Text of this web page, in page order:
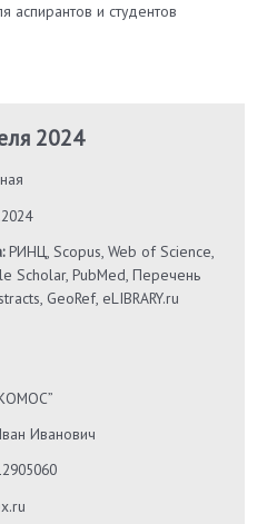
аспирантов и студентов
2024
РИНЦ, Scopus, Web of Science,
Scholar, PubMed, Перечень
GeoRef, eLIBRARY.ru
Иванович